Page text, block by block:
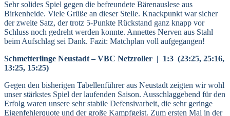
Sehr solides Spiel gegen die befreundete Bärenauslese aus
Birkenheide. Viele Grüße an dieser Stelle. Knackpunkt war sicher
der zweite Satz, der trotz 5-Punkte Rückstand ganz knapp vor
Schluss noch gedreht werden konnte. Annettes Nerven aus Stahl
beim Aufschlag sei Dank. Fazit: Matchplan voll aufgegangen!
Schmetterlinge Neustadt – VBC Netzroller | 1:3 (23:25, 25:16,
13:25, 15:25)
Gegen den bisherigen Tabellenführer aus Neustadt zeigten wir wohl
unser stärkstes Spiel der laufenden Saison. Ausschlaggebend für den
Erfolg waren unsere sehr stabile Defensivarbeit, die sehr geringe
Eigenfehlerquote und der große Kampfgeist. Zum ersten Mal in der